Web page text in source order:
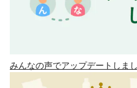
みんなの声でアップデートしま